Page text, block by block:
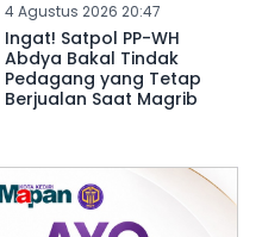
4 Agustus 2026 20:47
Ingat! Satpol PP-WH
Abdya Bakal Tindak
Pedagang yang Tetap
Berjualan Saat Magrib